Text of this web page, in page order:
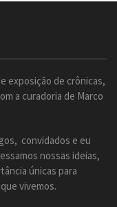
exposição de crônicas,
a curadoria de Marco
convidados e eu
nossas ideias,
únicas para
vivemos.